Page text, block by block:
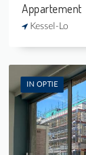
Appartement
Kessel-Lo
IN OPTIE